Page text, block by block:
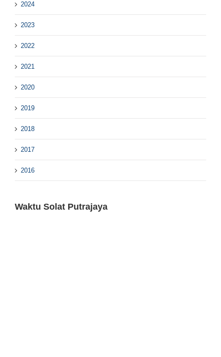
2024
2023
2022
2021
2020
2019
2018
2017
2016
Waktu Solat Putrajaya